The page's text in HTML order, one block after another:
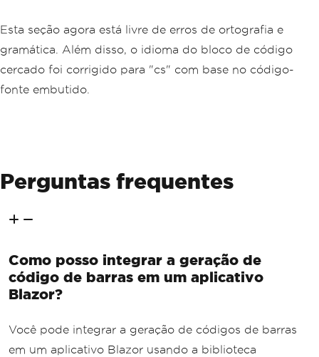
Esta seção agora está livre de erros de ortografia e
gramática. Além disso, o idioma do bloco de código
cercado foi corrigido para "cs" com base no código-
fonte embutido.
Perguntas frequentes
Como posso integrar a geração de
código de barras em um aplicativo
Blazor?
Você pode integrar a geração de códigos de barras
em um aplicativo Blazor usando a biblioteca